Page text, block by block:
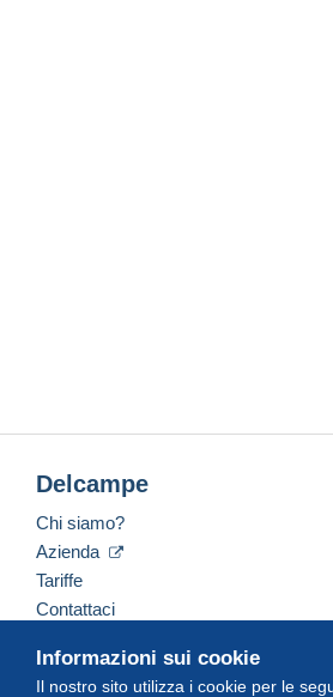
Informazioni sui cookie
Il nostro sito utilizza i cookie per le
Delcampe
Chi siamo?
Azienda
Tariffe
Contattaci